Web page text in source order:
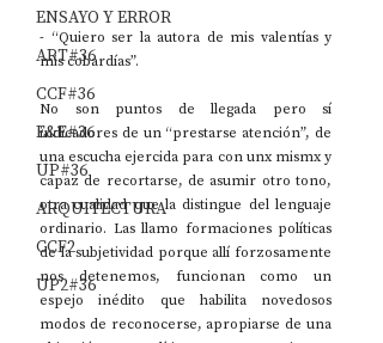
ENSAYO Y ERROR
ART#36
CCF#36
E&E#36
UP#36
ARQUITECTURA
CCF2
UP2#36
- “Quiero ser la autora de mis valentías y
mis cobardías”.
No son puntos de llegada pero sí
indicadores de un “prestarse atención”, de
una escucha ejercida para con unx mismx y
capaz de recortarse, de asumir otro tono,
otra cualidad que la distingue del lenguaje
ordinario. Las llamo formaciones políticas
de la subjetividad porque allí forzosamente
nos detenemos, funcionan como un
espejo inédito que habilita novedosos
modos de reconocerse, apropiarse de una